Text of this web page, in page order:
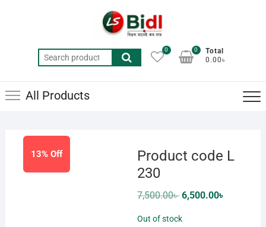
Search
for:
0
Total
0.00৳
0
All Products
13% Off
Product code L
230
7,500.00৳Original
price
7,500.00৳ .
6,500.00৳
Out of stock